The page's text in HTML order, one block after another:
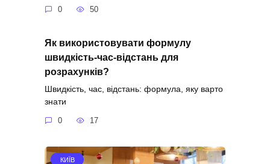
0 50
Як використовувати формулу
швидкість-час-відстань для
розрахунків?
Швидкість, час, відстань: формула, яку варто
знати
0 17
КИЇВ